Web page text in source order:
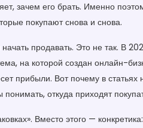
зачем его брать. Именно
покупают снова и снова.
продавать. Это не так. В
на которой создан онлайн-
прибыли. Вот почему в
откуда приходят
Вместо этого —